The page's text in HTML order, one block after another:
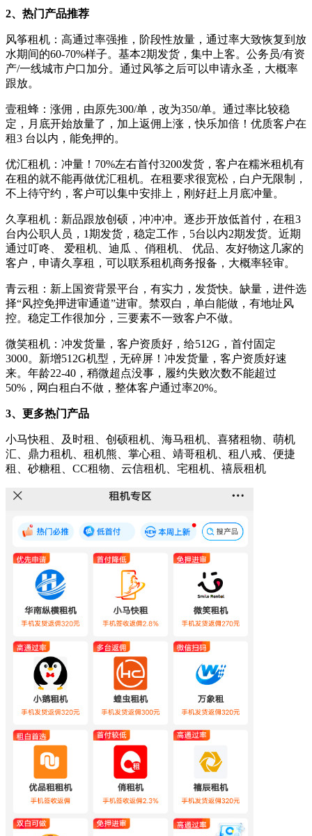
2、热门产品推荐
风筝租机：高通过率强推，阶段性放量，通过率大致恢复到放
水期间的60-70%样子。基本2期发货，集中上客。公务员/有资
产/一线城市户口加分。通过风筝之后可以申请永圣，大概率
跟放。
壹租蜂：涨佣，由原先300/单，改为350/单。通过率比较稳
定，月底开始放量了，加上返佣上涨，快乐加倍！优质客户在
租3 台以内，能免押的。
优汇租机：冲量！70%左右首付3200发货，客户在糯米租机有
在租的就不能再做优汇租机。在租要求很宽松，白户无限制，
不上待守约，客户可以集中安排上，刚好赶上月底冲量。
久享租机：新品跟放创硕，冲冲冲。逐步开放低首付，在租3
台内公职人员，1期发货，稳定工作，5台以内2期发货。近期
通过叮咚、 爱租机、迪瓜 、俏租机、 优品、友好物这几家的
客户，申请久享租，可以联系租机商务报备，大概率轻审。
青云租：新上国资背景平台，有实力，发货快。缺量，进件选
择“风控免押进审通道”进审。禁双白，单白能做，有地址风
控。稳定工作很加分，三要素不一致客户不做。
微笑租机：冲发货量，客户资质好，给512G，首付固定
3000。新增512G机型，无碎屏！冲发货量，客户资质好速
来。年龄22-40，稍微超点没事，履约失败次数不能超过
50%，网白租白不做，整体客户通过率20%。
3、更多热门产品
小马快租、及时租、创硕租机、海马租机、喜猪租物、萌机
汇、鼎力租机、租机熊、掌心租、靖哥租机、租八戒、便捷
租、砂糖租、CC租物、云信租机、宅租机、禧辰租机